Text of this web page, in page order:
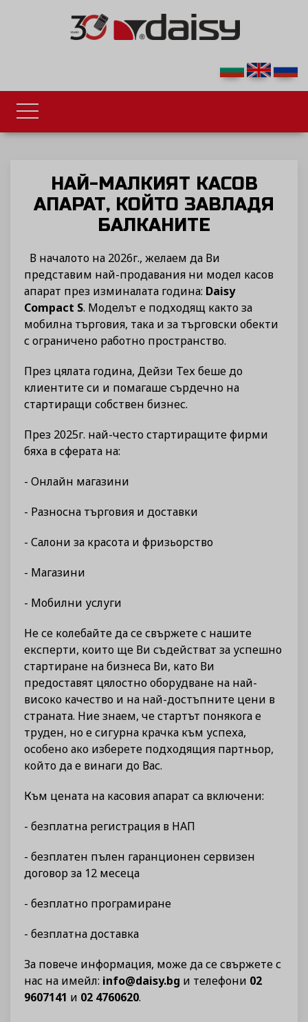
НАЙ-МАЛКИЯТ КАСОВ
АПАРАТ, КОЙТО ЗАВЛАДЯ
БАЛКАНИТЕ
В началото на 2026г., желаем да Ви
представим най-продавания ни модел касов
апарат през изминалата година: Daisy
Compact S. Моделът е подходящ както за
мобилна търговия, така и за търговски обекти
с ограничено работно пространство.
През цялата година, Дейзи Тех беше до
клиентите си и помагаше сърдечно на
стартиращи собствен бизнес.
През 2025г. най-често стартиращите фирми
бяха в сферата на:
- Онлайн магазини
- Разносна търговия и доставки
- Салони за красота и фризьорство
- Магазини
- Мобилни услуги
Не се колебайте да се свържете с нашите
експерти, които ще Ви съдействат за успешно
стартиране на бизнеса Ви, като Ви
предоставят цялостно оборудване на най-
високо качество и на най-достъпните цени в
страната. Ние знаем, че стартът понякога е
труден, но е сигурна крачка към успеха,
особено ако изберете подходящия партньор,
който да е винаги до Вас.
Към цената на касовия апарат са включени:
- безплатна регистрация в НАП
- безплатен пълен гаранционен сервизен
договор за 12 месеца
- безплатно програмиране
- безплатна доставка
За повече информация, може да се свържете с
нас на имейл: info@daisy.bg и телефони 02
9607141 и 02 4760620.